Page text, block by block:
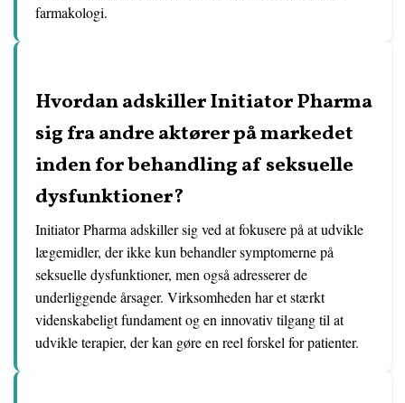
farmakologi.
Hvordan adskiller Initiator Pharma
sig fra andre aktører på markedet
inden for behandling af seksuelle
dysfunktioner?
Initiator Pharma adskiller sig ved at fokusere på at udvikle
lægemidler, der ikke kun behandler symptomerne på
seksuelle dysfunktioner, men også adresserer de
underliggende årsager. Virksomheden har et stærkt
videnskabeligt fundament og en innovativ tilgang til at
udvikle terapier, der kan gøre en reel forskel for patienter.